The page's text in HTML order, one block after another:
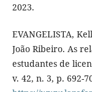
2023.
EVANGELISTA,
João Ribeiro. As
estudantes de
v. 42, n. 3, p. 692-